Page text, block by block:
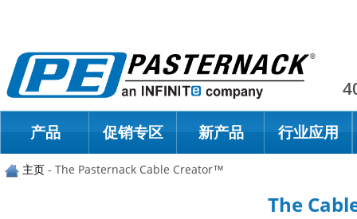
产品 促销专区 新产品 行业应用
主页 - The Pasternack Cable Creator™
The